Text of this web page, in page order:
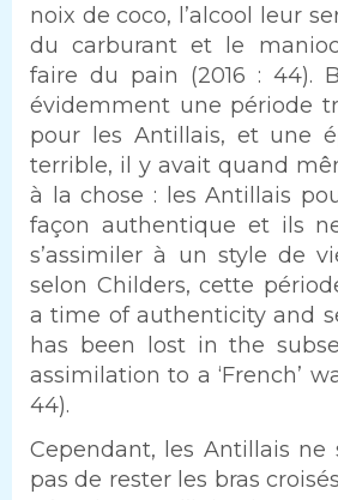
noix de coco, l’alcool leur
du carburant et le
faire du pain (2016 : 44).
évidemment une période
pour les Antillais, et une
terrible, il y avait quand
à la chose : les Antillais
façon authentique et ils
s’assimiler à un style de
selon Childers, cette
a time of authenticity and
has been lost in the
assimilation to a ‘French’
44).
Cependant, les Antillais ne
pas de rester les bras